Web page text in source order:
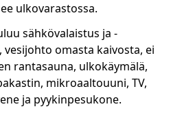
ulkovarastossa.
sähkövalaistus ja -
vesijohto omasta kaivosta, ei
rantasauna, ulkokäymälä,
mikroaaltouuni, TV,
ja pyykinpesukone.